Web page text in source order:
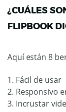
¿CUÁLES
FLIPBOOK
Aquí están 8
1. Fácil de usar
2. Responsivo
3. Incrustar